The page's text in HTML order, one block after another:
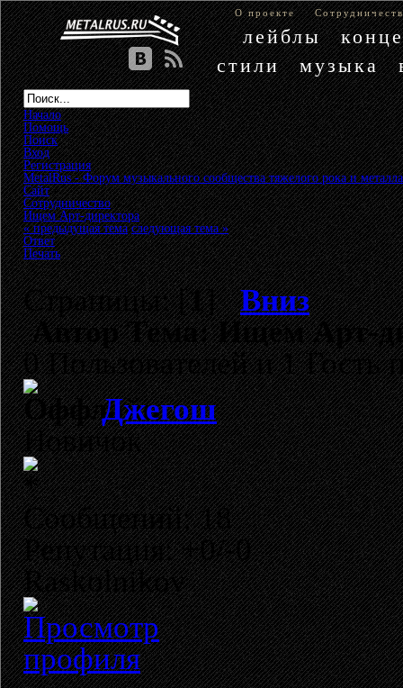
О проекте
лейблы
стили
музыка
Начало
Помощь
Поиск
Вход
Регистрация
MetalRus - Форум музыкального сообщества тяжелого рока и металла
Сайт»
Сотрудничество»
Ищем Арт-директора
« предыдущая тема следующая тема »
Ответ
Печать
Страницы: [1]Вниз
АвторТема: Ищем Арт-
0 Пользователей и 1 Гость
Джегош
Новичок
Сообщений: 18
Репутация: +0/-0
Raskolnikov